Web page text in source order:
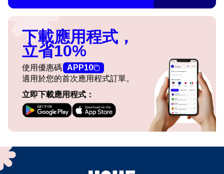
下載應用程式，
立省10%
使用優惠碼 APP10
適用於您的首次應用程式訂單。
立即下載應用程式：